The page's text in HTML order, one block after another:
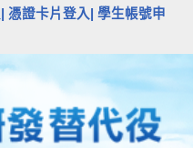
憑證卡片登入|
學生帳號申